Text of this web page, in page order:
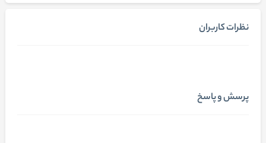
نظرات کاربران
پرسش و پاسخ